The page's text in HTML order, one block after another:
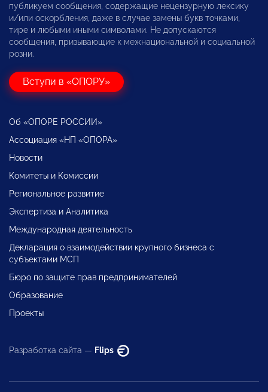
публикуем сообщения, содержащие нецензурную лексику
и/или оскорбления, даже в случае замены букв точками,
тире и любыми иными символами. Не допускаются
сообщения, призывающие к межнациональной и социальной
розни.
Вступи в «ОПОРУ»
Об «ОПОРЕ РОССИИ»
Ассоциация «НП «ОПОРА»
Новости
Комитеты и Комиссии
Региональное развитие
Экспертиза и Аналитика
Международная деятельность
Декларация о взаимодействии крупного бизнеса с
субъектами МСП
Бюро по защите прав предпринимателей
Образование
Проекты
Разработка сайта — Flips